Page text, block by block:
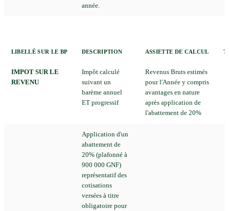
année.
LIBELLÉ SUR LE BP DESCRIPTION ASSIETTE DE CALCUL
IMPOT SUR LE
REVENU
Impôt calculé
suivant un
barème annuel
ET progressif
Revenus Bruts estimés
pour l'Année y compris
avantages en nature
après application de
l'abattement de 20%
Application d'un
abattement de
20% (plafonné à
900 000 GNF)
représentatif des
cotisations
versées à titre
obligatoire pour